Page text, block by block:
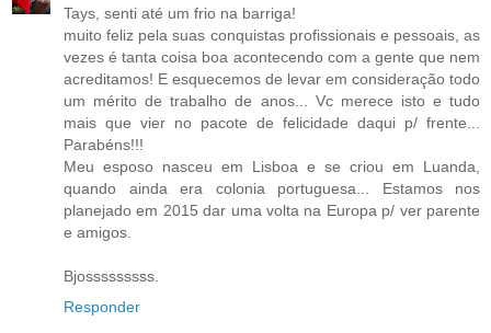
Tays, senti até um frio na barriga!
muito feliz pela suas conquistas profissionais e pessoais, as
vezes é tanta coisa boa acontecendo com a gente que nem
acreditamos! E esquecemos de levar em consideração todo
um mérito de trabalho de anos... Vc merece isto e tudo
mais que vier no pacote de felicidade daqui p/ frente...
Parabéns!!!
Meu esposo nasceu em Lisboa e se criou em Luanda,
quando ainda era colonia portuguesa... Estamos nos
planejado em 2015 dar uma volta na Europa p/ ver parente
e amigos.
Bjosssssssss.
Responder